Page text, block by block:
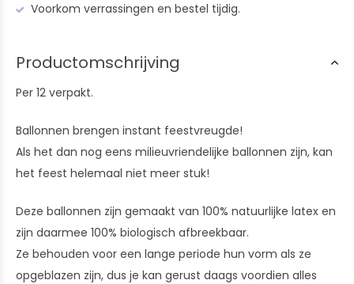
Voorkom verrassingen en bestel tijdig.
Productomschrijving
Per 12 verpakt.
Ballonnen brengen instant feestvreugde!
Als het dan nog eens milieuvriendelijke ballonnen zijn, kan
het feest helemaal niet meer stuk!
Deze ballonnen zijn gemaakt van 100% natuurlijke latex en
zijn daarmee 100% biologisch afbreekbaar.
Ze behouden voor een lange periode hun vorm als ze
opgeblazen zijn, dus je kan gerust daags voordien alles